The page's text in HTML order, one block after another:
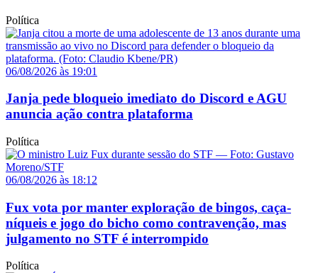
Política
06/08/2026 às 19:01
Janja pede bloqueio imediato do Discord e AGU
anuncia ação contra plataforma
Política
06/08/2026 às 18:12
Fux vota por manter exploração de bingos, caça-
níqueis e jogo do bicho como contravenção, mas
julgamento no STF é interrompido
Política